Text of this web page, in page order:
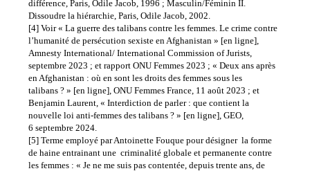
différence, Paris, Odile Jacob, 1996 ; Masculin/Féminin II.
Dissoudre la hiérarchie, Paris, Odile Jacob, 2002.
[4] Voir « La guerre des talibans contre les femmes. Le crime contre
l’humanité de persécution sexiste en Afghanistan » [en ligne],
Amnesty International/ International Commission of Jurists,
septembre 2023 ; et rapport ONU Femmes 2023 ; « Deux ans après
en Afghanistan : où en sont les droits des femmes sous les
talibans ? » [en ligne], ONU Femmes France, 11 août 2023 ; et
Benjamin Laurent, « Interdiction de parler : que contient la
nouvelle loi anti-femmes des talibans ? » [en ligne], GEO,
6 septembre 2024.
[5] Terme employé par Antoinette Fouque pour désigner la forme
de haine entrainant une criminalité globale et permanente contre
les femmes : « Je ne me suis pas contentée, depuis trente ans, de